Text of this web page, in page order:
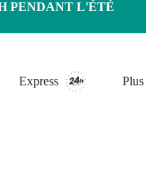
PENDANT L'ÉTÉ
Express Plus